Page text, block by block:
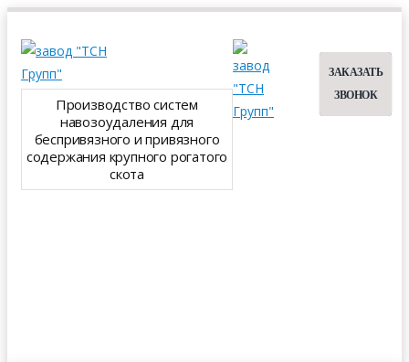
Производство систем
навозоудаления для
беспривязного и привязного
содержания крупного рогатого
скота
ЗАКАЗАТЬ
ЗВОНОК